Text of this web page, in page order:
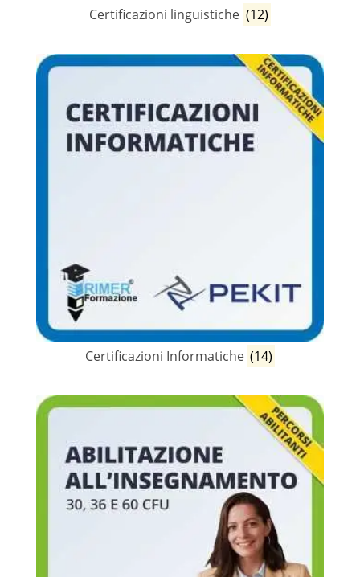
Certificazioni linguistiche (12)
Certificazioni Informatiche (14)